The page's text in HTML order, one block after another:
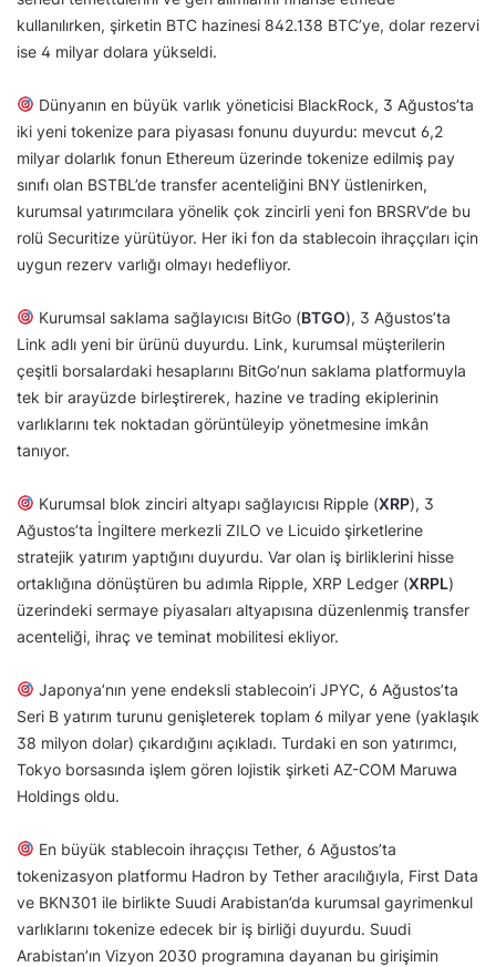
kullanılırken, şirketin BTC hazinesi 842.138 BTC’ye, dolar rezervi
ise 4 milyar dolara yükseldi.
Dünyanın en büyük varlık yöneticisi BlackRock, 3 Ağustos’ta
iki yeni tokenize para piyasası fonunu duyurdu: mevcut 6,2
milyar dolarlık fonun Ethereum üzerinde tokenize edilmiş pay
sınıfı olan BSTBL’de transfer acenteliğini BNY üstlenirken,
kurumsal yatırımcılara yönelik çok zincirli yeni fon BRSRV’de bu
rolü Securitize yürütüyor. Her iki fon da stablecoin ihraççıları için
uygun rezerv varlığı olmayı hedefliyor.
Kurumsal saklama sağlayıcısı BitGo (BTGO), 3 Ağustos’ta
Link adlı yeni bir ürünü duyurdu. Link, kurumsal müşterilerin
çeşitli borsalardaki hesaplarını BitGo’nun saklama platformuyla
tek bir arayüzde birleştirerek, hazine ve trading ekiplerinin
varlıklarını tek noktadan görüntüleyip yönetmesine imkân
tanıyor.
Kurumsal blok zinciri altyapı sağlayıcısı Ripple (XRP), 3
Ağustos’ta İngiltere merkezli ZILO ve Licuido şirketlerine
stratejik yatırım yaptığını duyurdu. Var olan iş birliklerini hisse
ortaklığına dönüştüren bu adımla Ripple, XRP Ledger (XRPL)
üzerindeki sermaye piyasaları altyapısına düzenlenmiş transfer
acenteliği, ihraç ve teminat mobilitesi ekliyor.
Japonya’nın yene endeksli stablecoin’i JPYC, 6 Ağustos’ta
Seri B yatırım turunu genişleterek toplam 6 milyar yene (yaklaşık
38 milyon dolar) çıkardığını açıkladı. Turdaki en son yatırımcı,
Tokyo borsasında işlem gören lojistik şirketi AZ-COM Maruwa
Holdings oldu.
En büyük stablecoin ihraççısı Tether, 6 Ağustos’ta
tokenizasyon platformu Hadron by Tether aracılığıyla, First Data
ve BKN301 ile birlikte Suudi Arabistan’da kurumsal gayrimenkul
varlıklarını tokenize edecek bir iş birliği duyurdu. Suudi
Arabistan’ın Vizyon 2030 programına dayanan bu girişimin